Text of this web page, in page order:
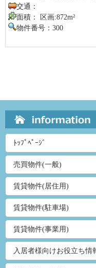
交通：
面積： 区画:872m²
物件番号：300
ﾄｯﾌﾟﾍﾟｰｼﾞ
売買物件(一般)
賃貸物件(居住用)
賃貸物件(駐車場)
賃貸物件(事業用)
入居者様向けお役立ち情